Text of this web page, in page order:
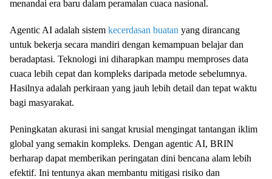
menandai era baru dalam peramalan cuaca nasional.
Agentic AI adalah sistem kecerdasan buatan yang dirancang
untuk bekerja secara mandiri dengan kemampuan belajar dan
beradaptasi. Teknologi ini diharapkan mampu memproses data
cuaca lebih cepat dan kompleks daripada metode sebelumnya.
Hasilnya adalah perkiraan yang jauh lebih detail dan tepat waktu
bagi masyarakat.
Peningkatan akurasi ini sangat krusial mengingat tantangan iklim
global yang semakin kompleks. Dengan agentic AI, BRIN
berharap dapat memberikan peringatan dini bencana alam lebih
efektif. Ini tentunya akan membantu mitigasi risiko dan